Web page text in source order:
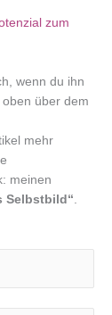
zum
wenn du ihn
über dem
mehr
meinen
Selbstbild“